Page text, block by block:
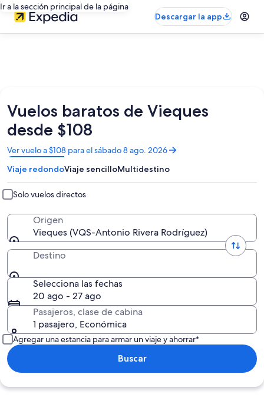
Ir a la sección principal de la página
Descargar la app
Vuelos baratos de Vieques
desde $108
Ver vuelo a $108 para el sábado 8 ago. 2026
Se
abrirá
en
una
nueva
ventana
Viaje redondoViaje sencilloMultidestino
Solo vuelos directos
Origen
Vieques (VQS-Antonio Rivera Rodríguez)
Destino
Selecciona las fechas
20 ago - 27 ago
Pasajeros, clase de cabina
1 pasajero, Económica
Agregar una estancia para armar un viaje y ahorrar*
Buscar